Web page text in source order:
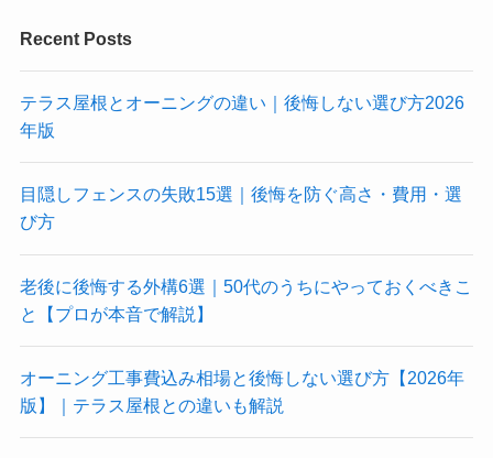
Recent Posts
テラス屋根とオーニングの違い｜後悔しない選び方2026
年版
目隠しフェンスの失敗15選｜後悔を防ぐ高さ・費用・選
び方
老後に後悔する外構6選｜50代のうちにやっておくべきこ
と【プロが本音で解説】
オーニング工事費込み相場と後悔しない選び方【2026年
版】｜テラス屋根との違いも解説